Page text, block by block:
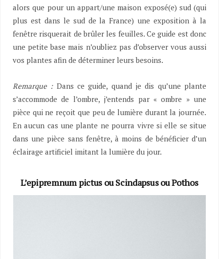
alors que pour un appart/une maison exposé(e) sud (qui
plus est dans le sud de la France) une exposition à la
fenêtre risquerait de brûler les feuilles. Ce guide est donc
une petite base mais n’oubliez pas d’observer vous aussi
vos plantes afin de déterminer leurs besoins.
Remarque :Dans ce guide, quand je dis qu’une plante
s’accommode de l’ombre, j’entends par « ombre » une
pièce qui ne reçoit que peu de lumière durant la journée.
En aucun cas une plante ne pourra vivre si elle se situe
dans une pièce sans fenêtre, à moins de bénéficier d’un
éclairage artificiel imitant la lumière du jour.
L’epipremnum pictus ou Scindapsus ou Pothos